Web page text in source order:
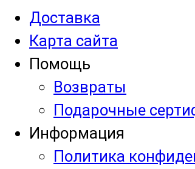
Доставка
Карта сайта
Помощь
Возвраты
Подарочные
Информация
Политика